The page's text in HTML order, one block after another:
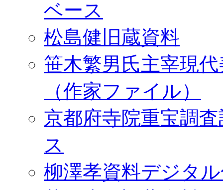
ベース
松島健旧蔵資料
笹木繁男氏主宰現
（作家ファイル）
京都府寺院重宝調
ス
柳澤孝資料デジタ